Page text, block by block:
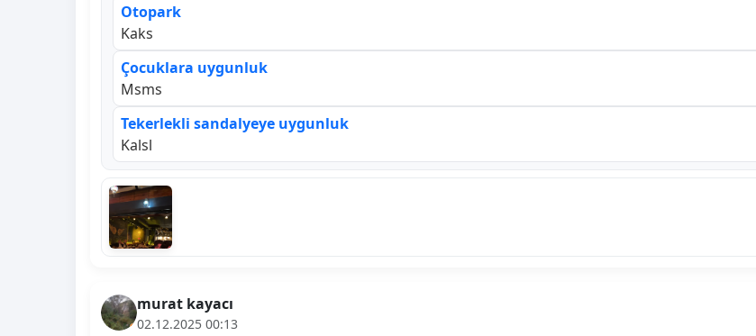
Otopark
Kaks
Çocuklara uygunluk
Msms
Tekerlekli sandalyeye uygunluk
Kalsl
murat kayacı
02.12.2025 00:13